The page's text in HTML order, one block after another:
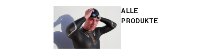
ALLE
PRODUKTE